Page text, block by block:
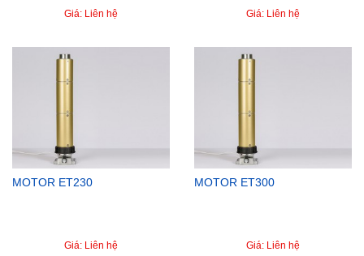
Giá: Liên hệ Giá: Liên hệ
MOTOR ET230
Giá: Liên hệ
MOTOR ET300
Giá: Liên hệ